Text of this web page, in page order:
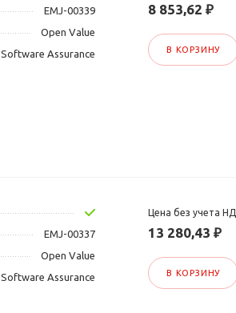
EMJ-00339
Open Value
Software Assurance
8 853,62 ₽
В КОРЗИНУ
EMJ-00337
Open Value
Software Assurance
Цена без учета
13 280,43 ₽
В КОРЗИНУ